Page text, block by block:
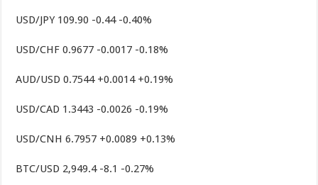
USD/JPY 109.90 -0.44 -0.40%
USD/CHF 0.9677 -0.0017 -0.18%
AUD/USD 0.7544 +0.0014 +0.19%
USD/CAD 1.3443 -0.0026 -0.19%
USD/CNH 6.7957 +0.0089 +0.13%
BTC/USD 2,949.4 -8.1 -0.27%